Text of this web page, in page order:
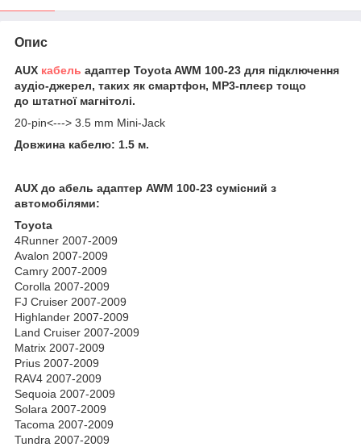
Опис
AUX кабель адаптер Toyota AWM 100-23 для підключення
аудіо-джерел, таких як смартфон, MP3-плеєр тощо
до штатної магнітолі.
20-pin<---> 3.5 mm Mini-Jack
Довжина кабелю: 1.5 м.
AUX до абель адаптер AWM 100-23 сумісний з
автомобілями:
Toyota
4Runner 2007-2009
Avalon 2007-2009
Camry 2007-2009
Corolla 2007-2009
FJ Cruiser 2007-2009
Highlander 2007-2009
Land Cruiser 2007-2009
Matrix 2007-2009
Prius 2007-2009
RAV4 2007-2009
Sequoia 2007-2009
Solara 2007-2009
Tacoma 2007-2009
Tundra 2007-2009